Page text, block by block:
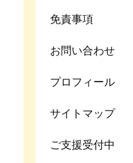
免責事項
お問い合わせ
プロフィール
サイトマップ
ご支援受付中